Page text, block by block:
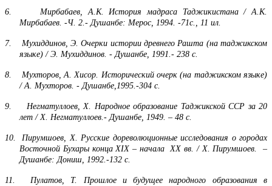
6.
Мирбабаев, А.К. История мадраса Таджикистана / А.К.
Мирбабаев. -Ч. 2.- Душанбе: Мерос, 1994. -71c., 11 ил.
7.
Мухиддинов, Э. Очерки истории древнего Рашта (на таджикском
языке) / Э. Мухиддинов. - Душанбе, 1991.- 238 с.
8.
Мухторов, А. Хисор. Исторический очерк (на таджикском языке)
/ А. Мухторов. - Душанбе,1995.-304 с.
9.
Негматуллоев, Х. Народное образование Таджикской ССР за 20
лет / Х. Негматуллоев.- Душанбе, 1949. – 48 с.
10.
Пирумшоев, Х. Русские дореволюционные исследования о городах
Восточной Бухары концаXIX – началаXX вв. / Х. Пирумшоев. –
Душанбе: Дониш, 1992.-132 с.
11.
Пулатов, Т. Прошлое и будущее народного образования в